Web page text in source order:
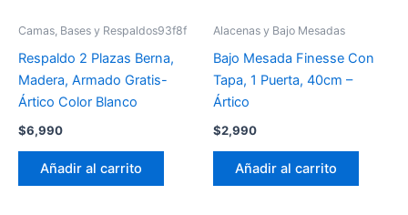
Camas, Bases y Respaldos93f8f
Respaldo 2 Plazas Berna,
Madera, Armado Gratis-
Ártico Color Blanco
$6,990
Añadir al carrito
Alacenas y Bajo Mesadas
Bajo Mesada Finesse Con
Tapa, 1 Puerta, 40cm –
Ártico
$2,990
Añadir al carrito